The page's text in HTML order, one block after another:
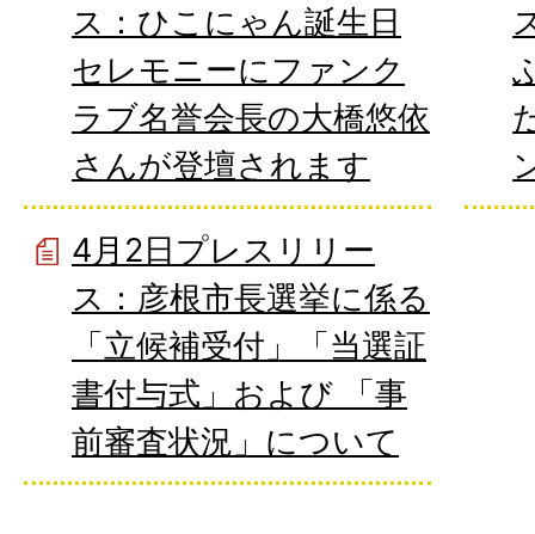
ス：ひこにゃん誕生日
セレモニーにファンク
ラブ名誉会長の大橋悠依
さんが登壇されます
4月2日プレスリリー
ス：彦根市長選挙に係る
「立候補受付」「当選証
書付与式」および 「事
前審査状況」について